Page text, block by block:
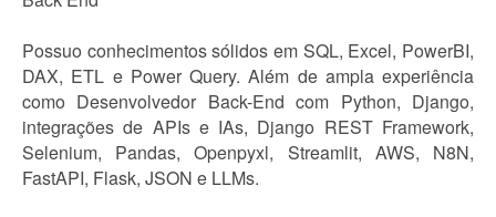
Possuo conhecimentos sólidos em SQL, Excel, PowerBI,
DAX, ETL e Power Query. Além de ampla experiência
como Desenvolvedor Back-End com Python, Django,
integrações de APIs e IAs, Django REST Framework,
Selenium, Pandas, Openpyxl, Streamlit, AWS, N8N,
FastAPI, Flask, JSON e LLMs.